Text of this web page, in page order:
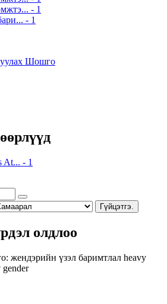
- 1
- 1
Шошго
At... - 1
Гүйцэтгэ.
олдлоо
жендэрийн үзэл баримтлал heavy
gender